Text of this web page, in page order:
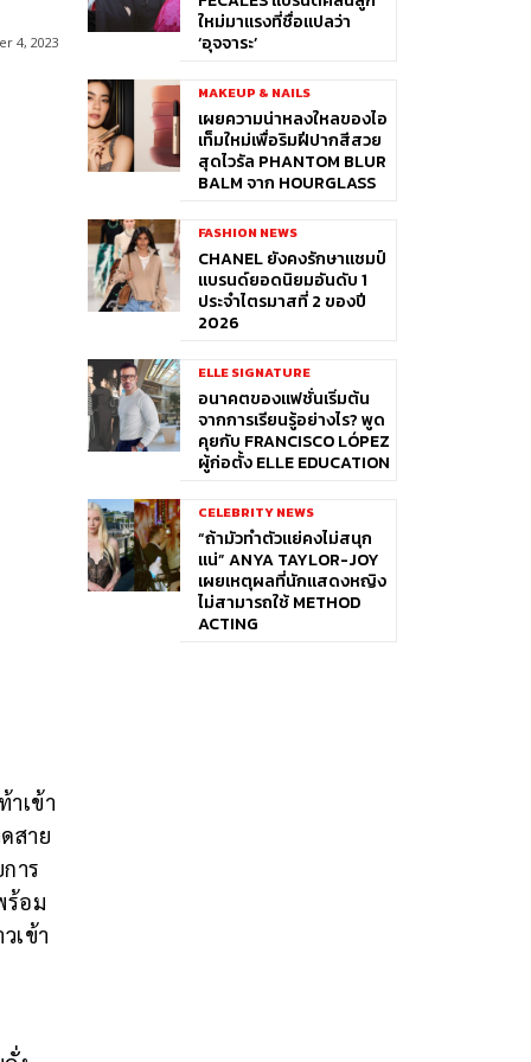
4, 2023
เข้า
สาย
าร
ร้อม
เข้า
ใหม่มาแรงที่ชื่อแปลว่า
‘อุจจาระ’
MAKEUP & NAILS
เผยความน่าหลงใหลของไอ
เท็มใหม่เพื่อริมฝีปากสีสวย
สุดไวรัล PHANTOM BLUR
BALM จาก HOURGLASS
FASHION NEWS
CHANEL ยังคงรักษาแชมป์
แบรนด์ยอดนิยมอันดับ 1
ประจำไตรมาสที่ 2 ของปี
2026
ELLE SIGNATURE
อนาคตของแฟชั่นเริ่มต้น
จากการเรียนรู้อย่างไร? พูด
คุยกับ FRANCISCO LÓPEZ
ผู้ก่อตั้ง ELLE EDUCATION
CELEBRITY NEWS
“ถ้ามัวทำตัวแย่คงไม่สนุก
แน่” ANYA TAYLOR-JOY
เผยเหตุผลที่นักแสดงหญิง
ไม่สามารถใช้ METHOD
ACTING